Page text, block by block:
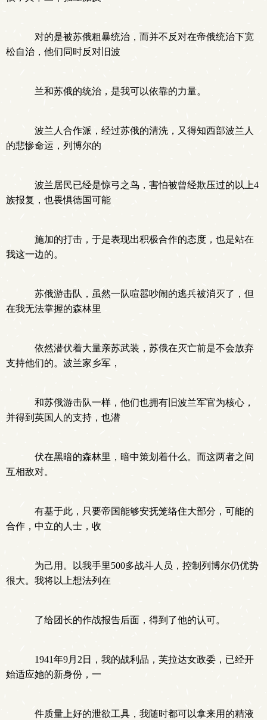
对的是被苏俄粗暴统治，而并不反对在帝俄统治下宽
松自治，他们同时反对旧波
兰和苏俄的统治，是我可以依靠的力量。
波兰人合作派，经过苏俄的清洗，又得知西部波兰人
的悲惨命运，列博尔的
波兰居民已经是惊弓之鸟，害怕被曾经欺压过的以上4
族报复，也畏惧德国可能
施加的打击，于是表现出积极合作的态度，也是站在
我这一边的。
苏俄游击队，虽然一队喧嚣吵闹的逃兵被消灭了，但
在我无法掌握的森林里
依然潜伏着大量亲苏武装，苏俄在灭亡前是不会放弃
支持他们的。波兰家乡军，
和苏俄游击队一样，他们也拥有旧波兰军官为核心，
并得到英国人的支持，也潜
伏在黑暗的森林里，暗中策划着什么。而这两者之间
互相敌对。
有基于此，只要帝国能够安抚笼络住大部分，可能的
合作，中立的人士，收
为己用。以我手里500多战斗人员，控制列博尔仍优势
很大。我将以上想法列在
了给团长的作战报告后面，得到了他的认可。
1941年9月2日，我的战利品，芙拉达女政委，已经开
始适应她的新身份，一
件质量上好的泄欲工具，我随时都可以拿来用的精液